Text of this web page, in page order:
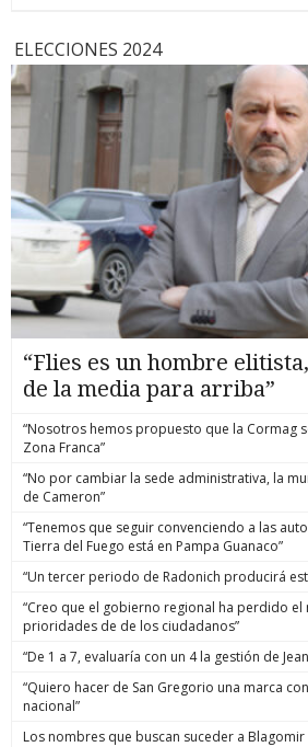
ELECCIONES 2024
“Flies es un hombre
de la media para arriba”
“Nosotros hemos propuesto que la Cormag
Zona Franca”
“No por cambiar la sede administrativa, la
de Cameron”
“Tenemos que seguir convenciendo a las
Tierra del Fuego está en Pampa Guanaco”
“Un tercer periodo de Radonich producirá
“Creo que el gobierno regional ha perdido
prioridades de de los ciudadanos”
“De 1 a 7, evaluaría con un 4 la gestión de
“Quiero hacer de San Gregorio una marca
nacional”
Los nombres que buscan suceder a